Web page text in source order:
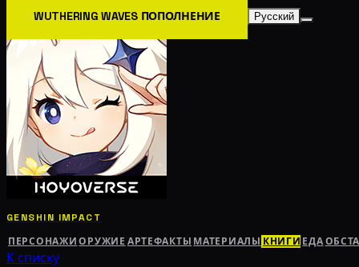
WUTHERING WAVES ПОПОЛНЕНИЕ Русский
GENSHIN IMPACT
ПЕРСОНАЖИ ОРУЖИЕ АРТЕФАКТЫ МАТЕРИАЛЫ КНИГИ ЕДА
К списку